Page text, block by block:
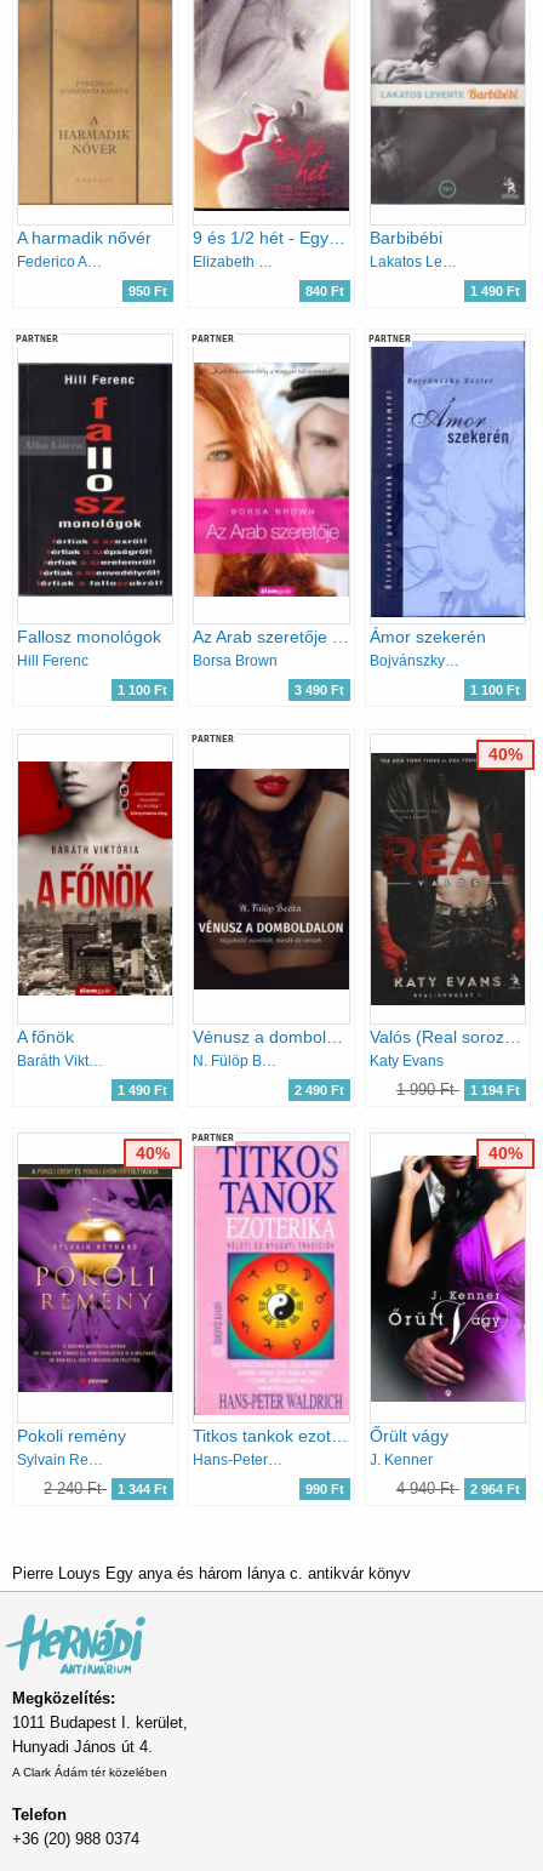
A harmadik nővér
950 Ft 840 Ft
Barbibébi
1 490 Ft
PARTNER
Fallosz monológok
Hill Ferenc
1 100 Ft
PARTNER
Az Arab szeretője (Arab 2.)
Borsa Brown
3 490 Ft
PARTNER
Ámor szekerén
Bojvánszky Eszter
1 100 Ft
A főnök
Baráth Viktória
1 490 Ft
PARTNER
2 490 Ft
Valós (Real sorozat 1.)
Katy Evans
1 990 Ft 1 194 Ft
40%
Pokoli remény
Sylvain Reynard
2 240 Ft 1 344 Ft
40%
PARTNER
Titkos tankok ezoterika
Hans-Peter Waldrick
990 Ft
Őrült vágy
J. Kenner
4 940 Ft 2 964 Ft
40%
Pierre Louys Egy anya és három lánya c. antikvár könyv
Megközelítés:
1011 Budapest I. kerület,
Hunyadi János út 4.
A Clark Ádám tér közelében
Telefon
+36 (20) 988 0374